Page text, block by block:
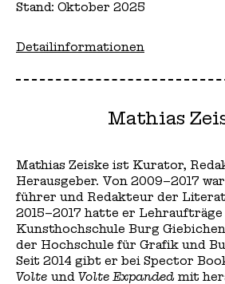
Stand: Oktober 2025
Detailinformationen
Mathias
Mathias Zeiske ist Kurator,
Herausgeber. Von 2009–2017
führer und Redakteur der
2015–2017 hatte er Lehraufträge
Kunsthochschule Burg
der Hochschule für Grafik und
Seit 2014 gibt er bei Spector
Volte und Volte Expanded mit